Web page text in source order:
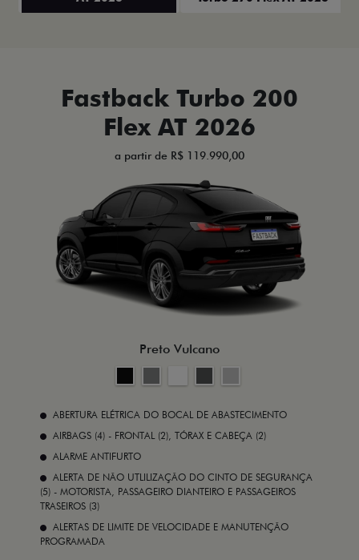
Fastback Turbo 200
Flex AT 2026
a partir de R$ 119.990,00
Preto Vulcano
ABERTURA ELÉTRICA DO BOCAL DE ABASTECIMENTO
AIRBAGS (4) - FRONTAL (2), TÓRAX E CABEÇA (2)
ALARME ANTIFURTO
ALERTA DE NÃO UTLILIZAÇÃO DO CINTO DE SEGURANÇA
(5) - MOTORISTA, PASSAGEIRO DIANTEIRO E PASSAGEIROS
TRASEIROS (3)
ALERTAS DE LIMITE DE VELOCIDADE E MANUTENÇÃO
PROGRAMADA